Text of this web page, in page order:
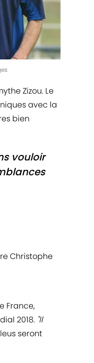
Zizou. Le
avec la
bien
vouloir
Christophe
France,
2018. "Il
seront